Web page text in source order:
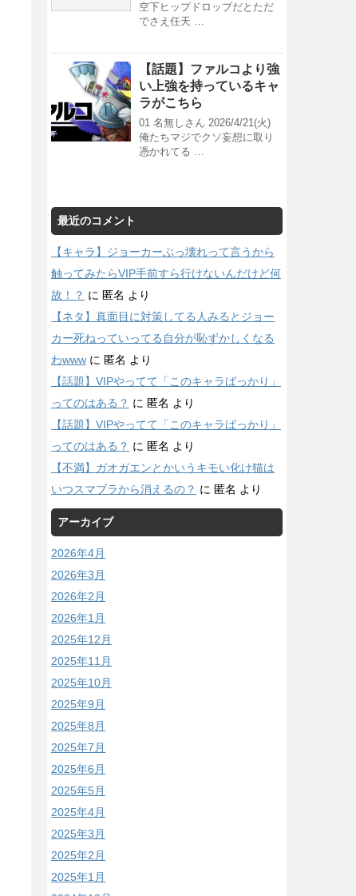
空下ヒップドロップだとただ
でさえ任天 …
【話題】ファルコより強
い上強を持っているキャ
ラがこちら
01 名無しさん 2026/4/21(火)
俺たちマジでクソ妄想に取り
憑かれてる …
最近のコメント
【キャラ】ジョーカーぶっ壊れって言うから
触ってみたらVIP手前すら行けないんだけど何
故！？ に 匿名 より
【ネタ】真面目に対策してる人みるとジョー
カー死ねっていってる自分が恥ずかしくなる
わwww に 匿名 より
【話題】VIPやってて「このキャラばっかり」
ってのはある？ に 匿名 より
【話題】VIPやってて「このキャラばっかり」
ってのはある？ に 匿名 より
【不満】ガオガエンとかいうキモい化け猫は
いつスマブラから消えるの？ に 匿名 より
アーカイブ
2026年4月
2026年3月
2026年2月
2026年1月
2025年12月
2025年11月
2025年10月
2025年9月
2025年8月
2025年7月
2025年6月
2025年5月
2025年4月
2025年3月
2025年2月
2025年1月